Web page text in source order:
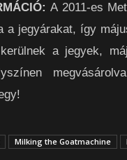
A 2011-es
a jegyárakat, így
a jegyek,
Milking the Goatmachine